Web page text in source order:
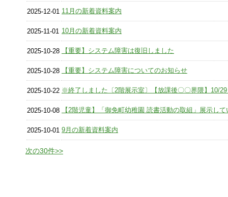
2025-12-01 11月の新着資料案内
2025-11-01 10月の新着資料案内
2025-10-28 【重要】システム障害は復旧しました
2025-10-28 【重要】システム障害についてのお知らせ
2025-10-22 ※終了しました〔2階展示室〕【放課後〇〇界隈】10/
2025-10-08 【2階児童】「御免町幼稚園 読書活動の取組」展示して
2025-10-01 9月の新着資料案内
次の30件>>